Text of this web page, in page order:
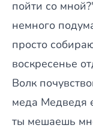
пойти со
немного
просто
воскресенье
Волк
меда Медведя
ты мешаешь